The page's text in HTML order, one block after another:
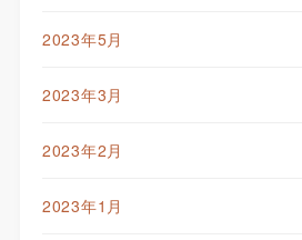
2023年5月
2023年3月
2023年2月
2023年1月